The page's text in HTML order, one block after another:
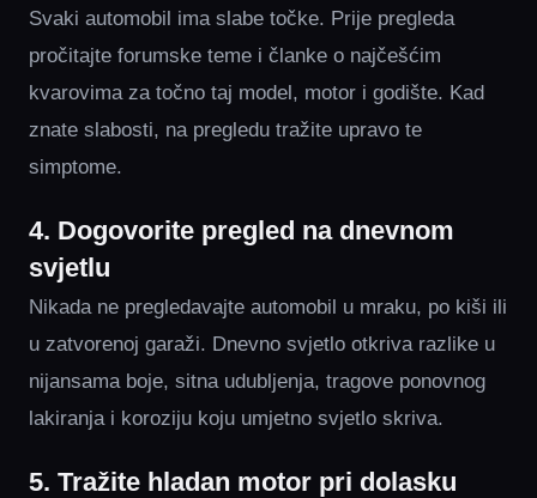
Svaki automobil ima slabe točke. Prije pregleda
pročitajte forumske teme i članke o najčešćim
kvarovima za točno taj model, motor i godište. Kad
znate slabosti, na pregledu tražite upravo te
simptome.
4. Dogovorite pregled na dnevnom
svjetlu
Nikada ne pregledavajte automobil u mraku, po kiši ili
u zatvorenoj garaži. Dnevno svjetlo otkriva razlike u
nijansama boje, sitna udubljenja, tragove ponovnog
lakiranja i koroziju koju umjetno svjetlo skriva.
5. Tražite hladan motor pri dolasku